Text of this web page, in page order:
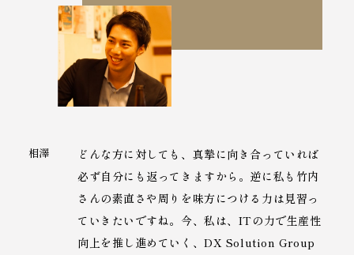
相澤
どんな方に対しても、真摯に向き合っていれば
必ず自分にも返ってきますから。逆に私も竹内
さんの素直さや周りを味方につける力は見習っ
ていきたいですね。今、私は、ITの力で生産性
向上を推し進めていく、DX Solution Group